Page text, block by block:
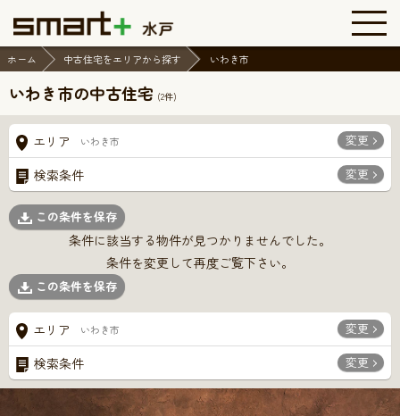
ホーム 中古住宅をエリアから探す いわき市
いわき市の中古住宅 (2件)
エリア いわき市 変更
検索条件 変更
この条件を保存
条件に該当する物件が見つかりませんでした。
条件を変更して再度ご覧下さい。
この条件を保存
エリア いわき市 変更
検索条件 変更